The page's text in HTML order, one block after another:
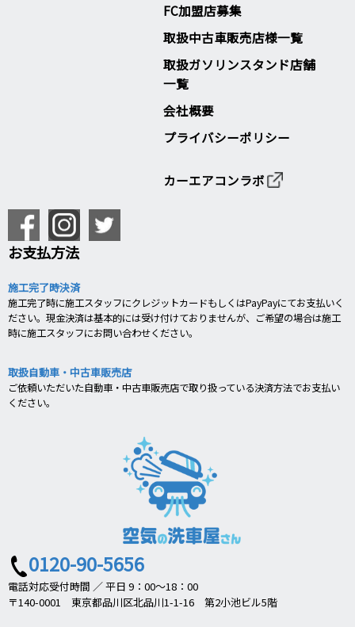
FC加盟店募集
取扱中古車販売店様一覧
取扱ガソリンスタンド店舗
一覧
会社概要
プライバシーポリシー
カーエアコンラボ
お支払方法
施工完了時決済
施工完了時に施工スタッフにクレジットカードもしくはPayPayにてお支払いく
ださい。現金決済は基本的には受け付けておりませんが、ご希望の場合は施工
時に施工スタッフにお問い合わせください。
取扱自動車・中古車販売店
ご依頼いただいた自動車・中古車販売店で取り扱っている決済方法でお支払い
ください。
0120-90-5656
電話対応受付時間 ／ 平日 9：00～18：00
〒140-0001 東京都品川区北品川1-1-16 第2小池ビル5階